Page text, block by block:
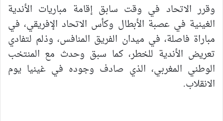
وقرر الاتحاد في وقت سابق إقامة مباريات الأندية
الغينية في عصبة الأبطال وكأس الاتحاد الإفريقي، في
مباراة فاصلة، في ميدان الفريق المنافس، وذلم لتفادي
تعريض الأندية للخطر، كما سبق وحدث مع المنتخب
الوطني المغربي، الذي صادف وجوده في غينيا يوم
الانقلاب.